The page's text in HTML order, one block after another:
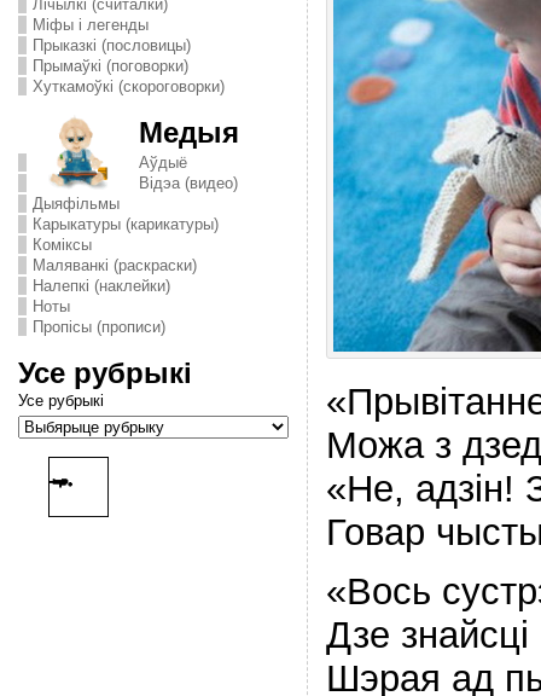
Лічылкі (считалки)
Міфы і легенды
Прыказкі (пословицы)
Прымаўкі (поговорки)
Хуткамоўкі (скороговорки)
Медыя
Аўдыё
Відэа (видео)
Дыяфільмы
Карыкатуры (карикатуры)
Комiксы
Маляванкі (раскраски)
Налепкі (наклейки)
Ноты
Пропісы (прописи)
Усе рубрыкі
Усе рубрыкі
Можа з
«Не, адзiн!
Говар
«Вось
Дзе знайсцi
Шэрая ад